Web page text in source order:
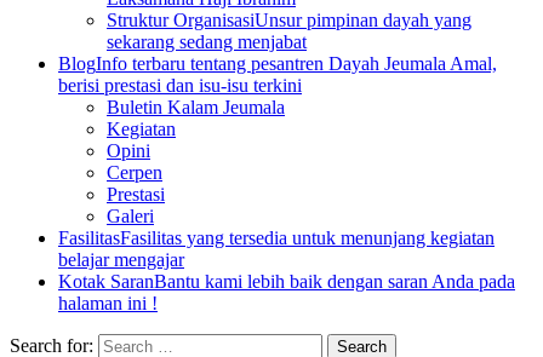
Struktur OrganisasiUnsur pimpinan dayah yang
sekarang sedang menjabat
BlogInfo terbaru tentang pesantren Dayah Jeumala Amal,
berisi prestasi dan isu-isu terkini
Buletin Kalam Jeumala
Kegiatan
Opini
Cerpen
Prestasi
Galeri
FasilitasFasilitas yang tersedia untuk menunjang kegiatan
belajar mengajar
Kotak SaranBantu kami lebih baik dengan saran Anda pada
halaman ini !
Search for: